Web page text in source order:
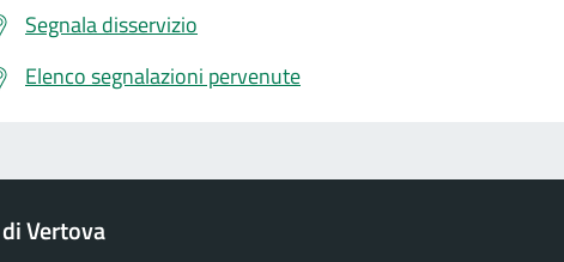
Segnala disservizio
Elenco segnalazioni pervenute
Vertova